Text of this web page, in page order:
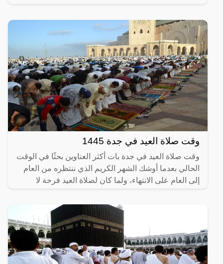
لنتفرغ نحن إلى
وقت صلاة العيد في جدة 1445
وقت صلاة العيد في جدة بات أكثر العناوين بحثًا في الوقت
الحالي بعدما أوشك الشهر الكريم الذي ننتظره من العام
إلى العام على الانتهاء، ولما كان لصلاة العيد فرحة لا